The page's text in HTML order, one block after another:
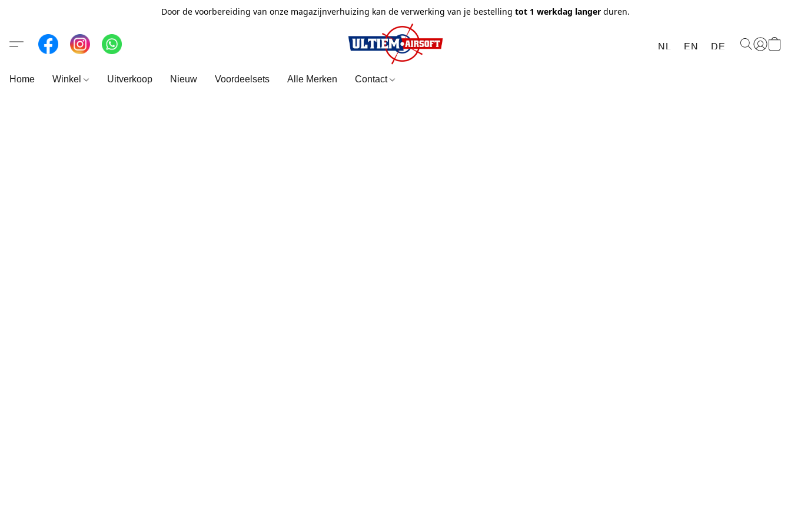
Door de voorbereiding van onze magazijnverhuizing kan de verwerking van je bestelling tot 1 werkdag langer duren.
NL EN DE
Home Winkel Uitverkoop Nieuw Voordeelsets Alle Merken Contact